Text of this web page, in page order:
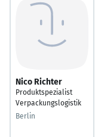
Nico Richter
Produktspezialist
Verpackungslogistik
Berlin